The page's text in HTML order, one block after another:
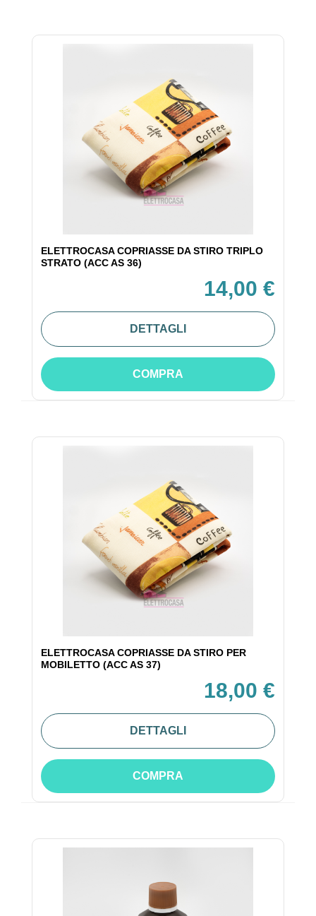
ELETTROCASA COPRIASSE DA STIRO TRIPLO
STRATO (ACC AS 36)
14,00 €
DETTAGLI
COMPRA
ELETTROCASA COPRIASSE DA STIRO PER
MOBILETTO (ACC AS 37)
18,00 €
DETTAGLI
COMPRA